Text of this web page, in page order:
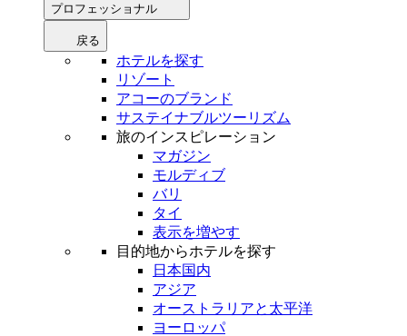
プロフェッショナル
戻る
ホテルを探す
リゾート
アコーのブランド
サステイナブルツーリズム
旅のインスピレーション
マガジン
モルディブ
バリ
タイ
表示を増やす
目的地からホテルを探す
日本国内
アジア
オーストラリアと太平洋
ヨーロッパ